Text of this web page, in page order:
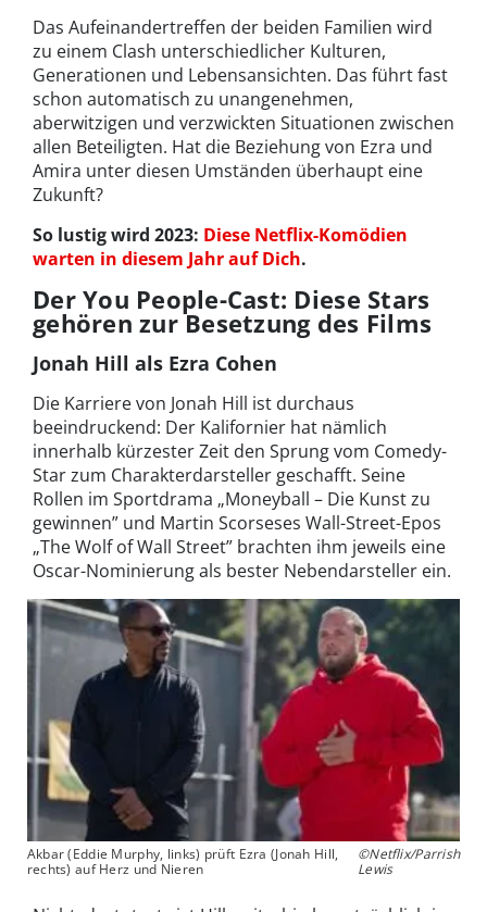
Das Aufeinandertreffen der beiden Familien wird
zu einem Clash unterschiedlicher Kulturen,
Generationen und Lebensansichten. Das führt fast
schon automatisch zu unangenehmen,
aberwitzigen und verzwickten Situationen zwischen
allen Beteiligten. Hat die Beziehung von Ezra und
Amira unter diesen Umständen überhaupt eine
Zukunft?
So lustig wird 2023: Diese Netflix-Komödien
warten in diesem Jahr auf Dich.
Der You People-Cast: Diese Stars
gehören zur Besetzung des Films
Jonah Hill als Ezra Cohen
Die Karriere von Jonah Hill ist durchaus
beeindruckend: Der Kalifornier hat nämlich
innerhalb kürzester Zeit den Sprung vom Comedy-
Star zum Charakterdarsteller geschafft. Seine
Rollen im Sportdrama „Moneyball – Die Kunst zu
gewinnen” und Martin Scorseses Wall-Street-Epos
„The Wolf of Wall Street” brachten ihm jeweils eine
Oscar-Nominierung als bester Nebendarsteller ein.
Akbar (Eddie Murphy, links) prüft Ezra (Jonah Hill,
rechts) auf Herz und Nieren
©Netflix/Parrish
Lewis